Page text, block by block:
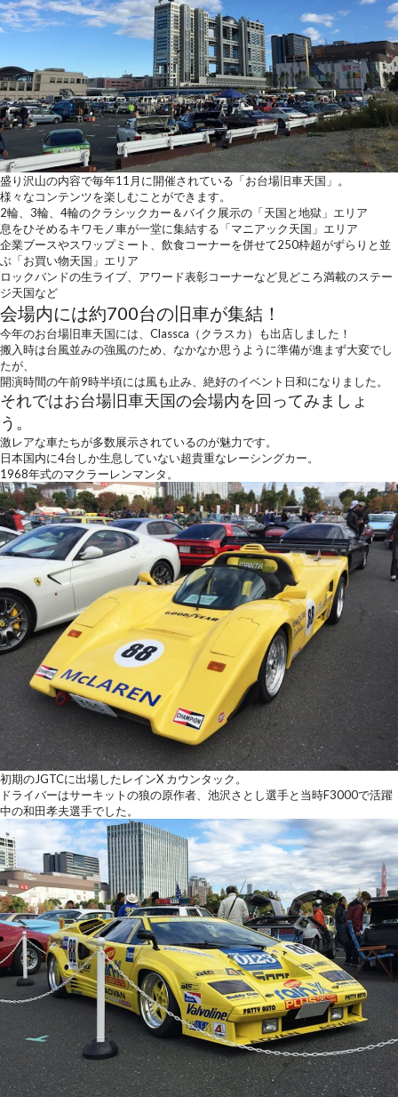
盛り沢山の内容で毎年11月に開催されている「お台場旧車天国」。
様々なコンテンツを楽しむことができます。
2輪、3輪、4輪のクラシックカー＆バイク展示の「天国と地獄」エリア
息をひそめるキワモノ車が一堂に集結する「マニアック天国」エリア
企業ブースやスワップミート、飲食コーナーを併せて250枠超がずらりと並
ぶ「お買い物天国」エリア
ロックバンドの生ライブ、アワード表彰コーナーなど見どころ満載のステー
ジ天国など
会場内には約700台の旧車が集結！
今年のお台場旧車天国には、Classca（クラスカ）も出店しました！
搬入時は台風並みの強風のため、なかなか思うように準備が進まず大変でし
たが、
開演時間の午前9時半頃には風も止み、絶好のイベント日和になりました。
それではお台場旧車天国の会場内を回ってみましょ
う。
激レアな車たちが多数展示されているのが魅力です。
日本国内に4台しか生息していない超貴重なレーシングカー。
1968年式のマクラーレンマンタ。
初期のJGTCに出場したレインX カウンタック。
ドライバーはサーキットの狼の原作者、池沢さとし選手と当時F3000で活躍
中の和田孝夫選手でした。